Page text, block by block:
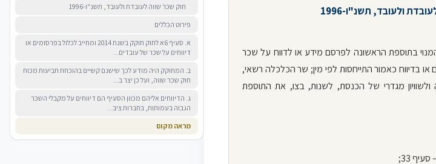
חוק שכר שווה לעובדת ולעובד, תשנ"ו-1996
פירוט הכללים
א. סעיף 6א לחוק חוקק בשנת 2014 ומחייב לכלול בפרסומים או
דיווחים על שכר של עובדים...
ב. המחוקק היה מודע לכך שישנם קשיים בהוכחת תביעות מכוח
חוק שכר שווה, ועל כן יצר ב...
ג. הדיווחים אליהם מכוון הסעיף הם דיווחים על מקבלי השכר
הגבוה בעמותות, בחברות ציב...
מראה מקום
ולעובד, תשנ"ו-1996
בתוספת הראשונה לפרסם מידע או לדווח על שכר
בדיווח כאמור התייחסות לפי מין; שר הכלכלה רשאי,
מגדרי של הכנסת, לשנות, בצו, את התוספת